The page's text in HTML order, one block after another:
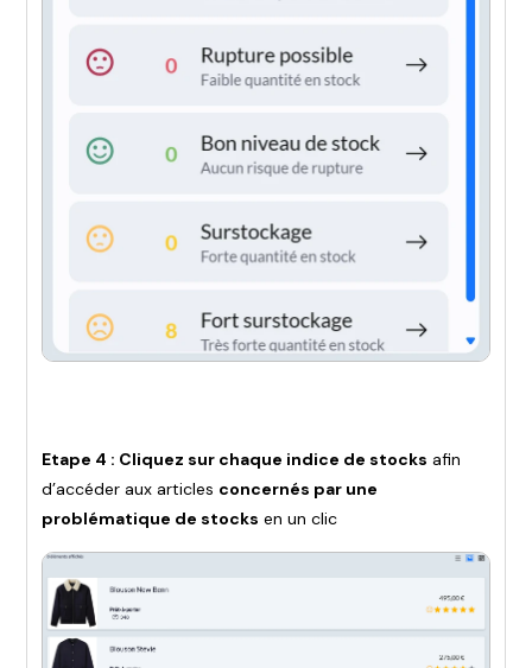
Etape 4 : Cliquez sur chaque indice de stocks afin
d’accéder aux articles concernés par une
problématique de stocks en un clic